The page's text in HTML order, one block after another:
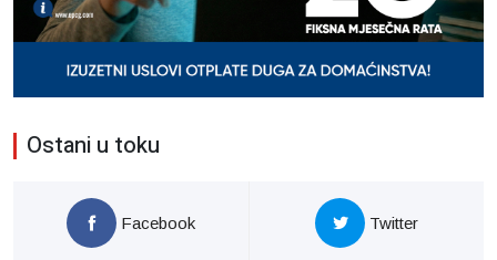
Ostani u toku
Facebook Twitter